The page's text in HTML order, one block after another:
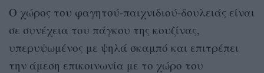
Ο χώρος του φαγητού-παιχνιδιού-δουλειάς είναι
σε συνέχεια του πάγκου της κουζίνας,
υπερυψωμένος με ψηλά σκαμπό και επιτρέπει
την άμεση επικοινωνία με το χώρο του